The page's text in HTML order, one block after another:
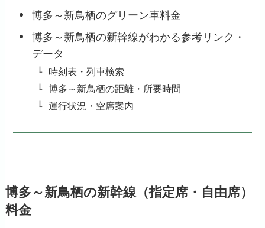
博多～新鳥栖のグリーン車料金
博多～新鳥栖の新幹線がわかる参考リンク・
データ
時刻表・列車検索
博多～新鳥栖の距離・所要時間
運行状況・空席案内
博多～新鳥栖の新幹線（指定席・自由席）
料金